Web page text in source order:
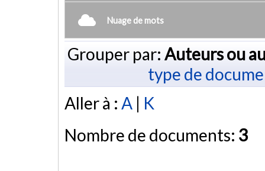
Nuage de mots
Grouper par: Auteurs ou
type de
Aller à : A | K
Nombre de documents: 3